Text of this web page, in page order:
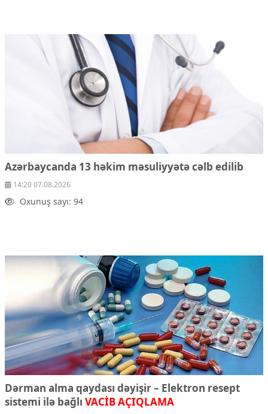
Azərbaycanda 13 həkim məsuliyyətə cəlb edilib
14:20 07.08.2026
Oxunuş sayı: 94
Dərman alma qaydası dəyişir – Elektron resept
sistemi ilə bağlı VACİB AÇIQLAMA